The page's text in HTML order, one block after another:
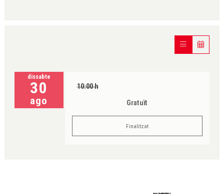
dissabte
30
ago
10:00 h
Gratuït
Finalitzat